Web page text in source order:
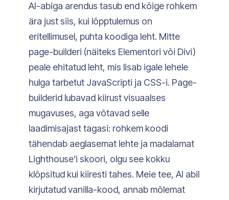
AI-abiga arendus tasub end kõige rohkem
ära just siis, kui lõpptulemus on
eritellimusel, puhta koodiga leht. Mitte
page-builderi (näiteks Elementori või Divi)
peale ehitatud leht, mis lisab igale lehele
hulga tarbetut JavaScripti ja CSS-i. Page-
builderid lubavad kiirust visuaalses
mugavuses, aga võtavad selle
laadimisajast tagasi: rohkem koodi
tähendab aeglasemat lehte ja madalamat
Lighthouse’i skoori, olgu see kokku
klõpsitud kui kiiresti tahes. Meie tee, AI abil
kirjutatud vanilla-kood, annab mõlemat